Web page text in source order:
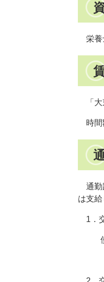
栄養
「大
時間
通勤
は支給
1．
使用
（例